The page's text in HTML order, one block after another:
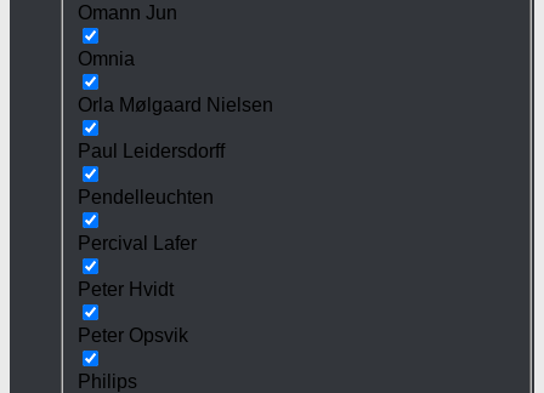
Omann Jun
Omnia
Orla Mølgaard Nielsen
Paul Leidersdorff
Pendelleuchten
Percival Lafer
Peter Hvidt
Peter Opsvik
Philips